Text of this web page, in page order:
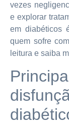
vezes
e explorar
em diabéticos
quem sofre
leitura e saiba